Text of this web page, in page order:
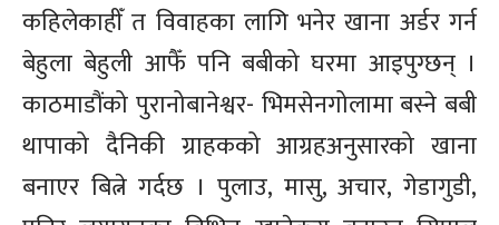
कहिलेकाहीँ त विवाहका लागि भनेर खाना अर्डर गर्न
बेहुला बेहुली आफैँ पनि बबीको घरमा आइपुग्छन् ।
काठमाडौंको पुरानोबानेश्वर- भिमसेनगोलामा बस्ने बबी
थापाको दैनिकी ग्राहकको आग्रहअनुसारको खाना
बनाएर बित्ने गर्दछ । पुलाउ, मासु, अचार, गेडागुडी,